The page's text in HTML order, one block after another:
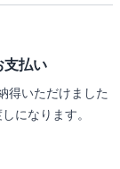
支払い
得いただけました
になります。